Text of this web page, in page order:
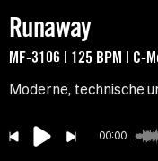
Runaway
MF-3106 | 125 BPM | C-
Moderne, technische
00:00